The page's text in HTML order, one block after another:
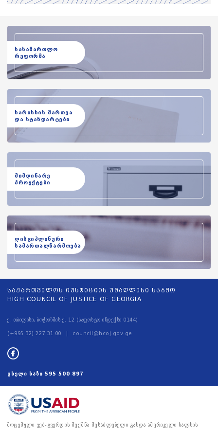
სასამართლო
რეფორმა
ხარისხის მართვა
და სტანდარტები
მიმდინარე
პროექტები
დისციპლინური
სამართალწარმოება
საქართველოს იუსტიციის უმაღლესი საბჭო
HIGH COUNCIL OF JUSTICE OF GEORGIA
ქ. თბილისი, ბოჭორმის ქ. 12 (საფოსტო ინდექსი 0144)
(+995 32) 227 31 00 council@hcoj.gov.ge
ცხელი ხაზი 595 500 897
მოცემული ვებ-გვერდის შექმნა შესაძლებელი გახდა ამერიკელი ხალხის